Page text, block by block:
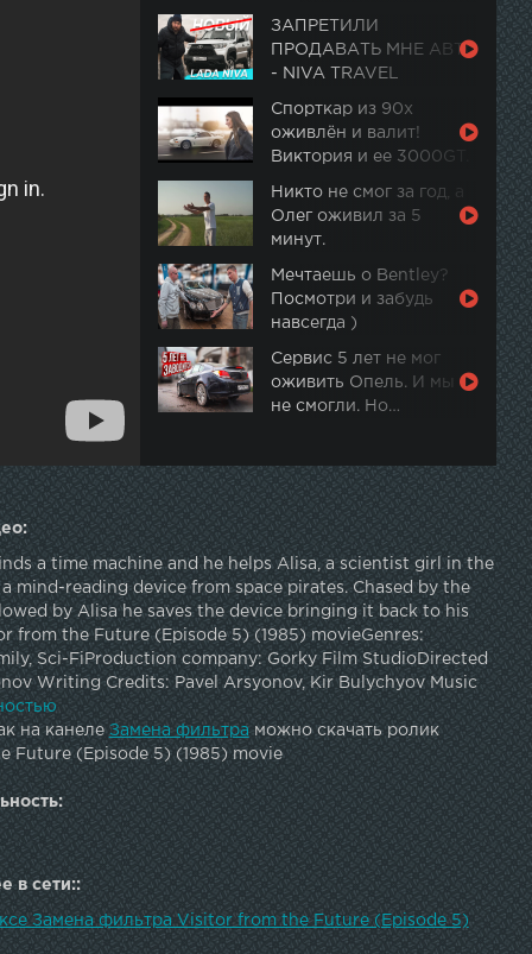
ЗАПРЕТИЛИ
ПРОДАВАТЬ МНЕ АВТО
- NIVA TRAVEL
Спорткар из 90х
оживлён и валит!
Виктория и ее 3000GT.
Никто не смог за год, а
Олег оживил за 5
минут.
Мечтаешь о Bentley?
Посмотри и забудь
навсегда )
Сервис 5 лет не мог
оживить Опель. И мы
не смогли. Но…
a time machine and he helps Alisa, a scientist girl in the
mind-reading device from space pirates. Chased by the
by Alisa he saves the device bringing it back to his
from the Future (Episode 5) (1985) movieGenres:
Sci-FiProduction company: Gorky Film StudioDirected
Writing Credits: Pavel Arsyonov, Kir Bulychyov Music
Cinematography by Sergey Onufriev, Sergei
Guseva as Alisa SeleznyovaAleksei Fomkin as
Ilya Naumov as Fima Korolyov Vyacheslav Nevinnyy as
U Mikhail Kononov as Space Pirate Krys Maryana
GribkovaYelena Metyolkina as Polina Tatyana Bozhok as
Sukhoverko as Kolya Sulima, PupilSemyon Buzgan
PupilAleksey Muravyov as Borya Messerer,
Averbakh as Mila Rutkevich, PupilYelena Kolyaskina as
PupilMariya Baukina as Albina Fetisova, PupilNatalya
Dombazova, PupilMariya Skvortsova as Old Woman
Grandfather PavelEvgeniy Gerasimov as Robot Verter
на канелеЗамена фильтраможно скачать ролик
Future (Episode 5) (1985) movie
в сети::
Замена фильтра Visitor from the Future (Episode 5)